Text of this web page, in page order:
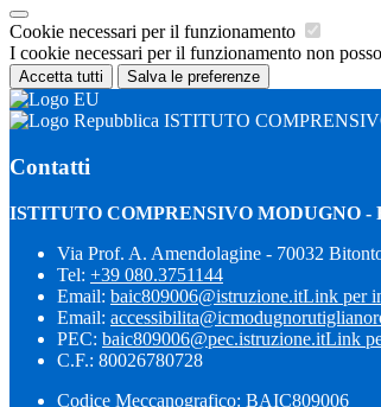
Cookie necessari per il funzionamento
I cookie necessari per il funzionamento non
Accetta tutti Salva le preferenze
ISTITUTO
Contatti
ISTITUTO COMPRENSIVO MODUGNO
Via Prof. A. Amendolagine - 70032
Tel: +39 080.3751144
Email: baic809006@istruzione.itLink per
Email:
PEC: baic809006@pec.istruzione.itLink
C.F.: 80026780728
Codice Meccanografico: BAIC809006